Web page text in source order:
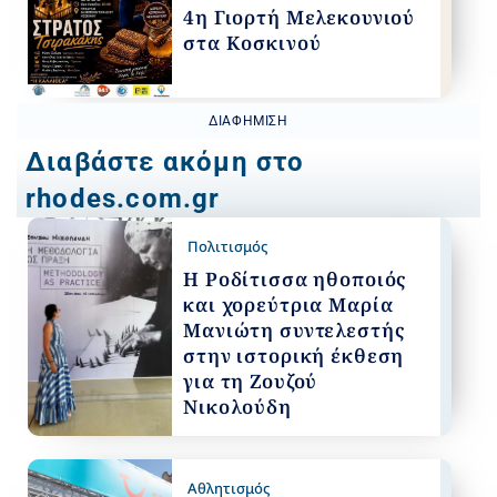
4η Γιορτή Μελεκουνιού
στα Κοσκινού
ΔΙΑΦΉΜΙΣΗ
Διαβάστε ακόμη στο
rhodes.com.gr
Πολιτισμός
Η Ροδίτισσα ηθοποιός
και χορεύτρια Μαρία
Μανιώτη συντελεστής
στην ιστορική έκθεση
για τη Ζουζού
Νικολούδη
Αθλητισμός